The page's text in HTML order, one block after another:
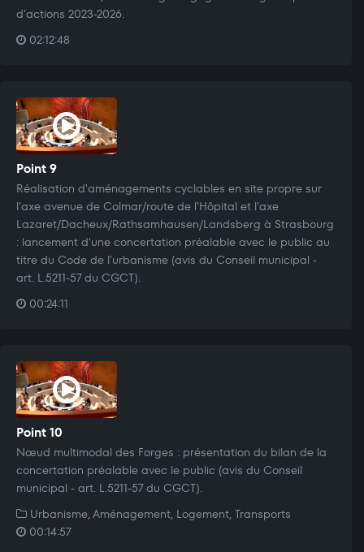
d'actions 2023-2026.
02:12:48
Point 9
Réalisation d'aménagements cyclables en site propre sur
l'axe avenue de Colmar/route de l'Hôpital et l'axe
Lazaret/Dacheux/Rathsamhausen/Landsberg à Strasbourg
: lancement d'une concertation préalable avec le public au
titre du Code de l'urbanisme (avis du Conseil municipal -
art. L.5211-57 du CGCT).
00:24:11
Point 10
Nœud multimodal des Forges : présentation du bilan de la
concertation préalable avec le public (avis du Conseil
municipal - art. L.5211-57 du CGCT).
Urbanisme, Aménagement, Logement, Transports
00:14:57